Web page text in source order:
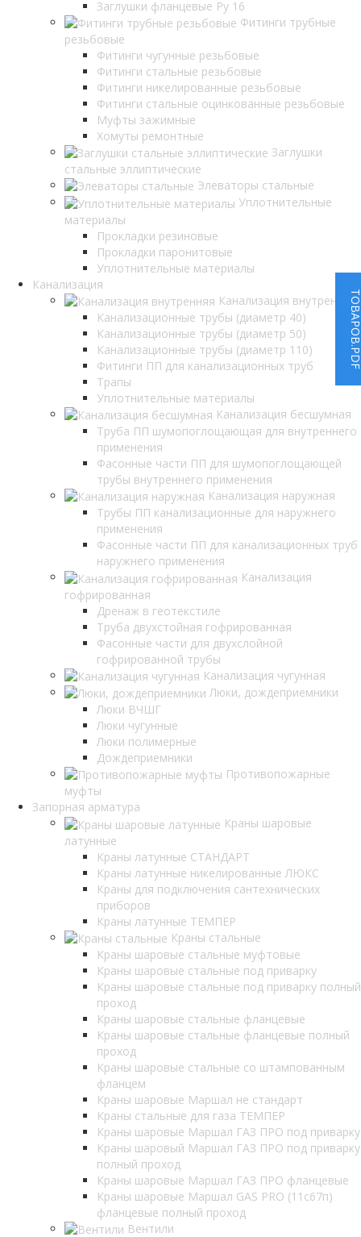
Заглушки фланцевые Ру 16
Фитинги трубные
резьбовые
Фитинги чугунные резьбовые
Фитинги стальные резьбовые
Фитинги никелированные резьбовые
Фитинги стальные оцинкованные резьбовые
Муфты зажимные
Хомуты ремонтные
Заглушки
стальные эллиптические
Элеваторы стальные
Уплотнительные
материалы
Прокладки резиновые
Прокладки паронитовые
Уплотнительные материалы
Канализация
Канализация внутренняя
Канализационные трубы (диаметр 40)
Канализационные трубы (диаметр 50)
Канализационные трубы (диаметр 110)
Фитинги ПП для канализационных труб
Трапы
Уплотнительные материалы
Канализация бесшумная
Труба ПП шумопоглощающая для внутреннего
применения
Фасонные части ПП для шумопоглощающей
трубы внутреннего применения
Канализация наружная
Трубы ПП канализационные для наружнего
применения
Фасонные части ПП для канализационных труб
наружнего применения
Канализация
гофрированная
Дренаж в геотекстиле
Труба двухстойная гофрированная
Фасонные части для двухслойной
гофрированной трубы
Канализация чугунная
Люки, дождеприемники
Люки ВЧШГ
Люки чугунные
Люки полимерные
Дождеприемники
Противопожарные
муфты
Запорная арматура
Краны шаровые
латунные
Краны латунные СТАНДАРТ
Краны латунные никелированные ЛЮКС
Краны для подключения сантехнических
приборов
Краны латунные ТЕМПЕР
Краны стальные
Краны шаровые стальные муфтовые
Краны шаровые стальные под приварку
Краны шаровые стальные под приварку полный
проход
Краны шаровые стальные фланцевые
Краны шаровые стальные фланцевые полный
проход
Краны шаровые стальные со штампованным
фланцем
Краны шаровые Маршал не стандарт
Краны стальные для газа ТЕМПЕР
Краны шаровые Маршал ГАЗ ПРО под приварку
Краны шаровый Маршал ГАЗ ПРО под приварку
полный проход
Краны шаровые Маршал ГАЗ ПРО фланцевые
Краны шаровые Маршал GAS PRO (11с67п)
фланцевые полный проход
Вентили